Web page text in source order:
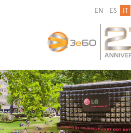
EN ES IT
IL GRUPPO
NEWSLETTER